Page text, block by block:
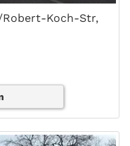
Koch-Str,